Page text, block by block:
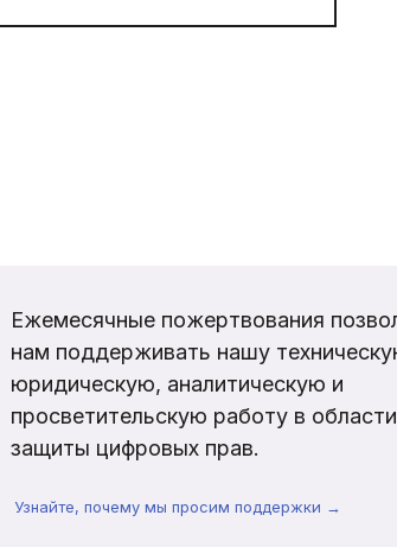
Ежемесячные пожертвования
нам поддерживать нашу
юридическую, аналитическую и
просветительскую работу в области
защиты цифровых прав.
Узнайте, почему мы просим поддержки →